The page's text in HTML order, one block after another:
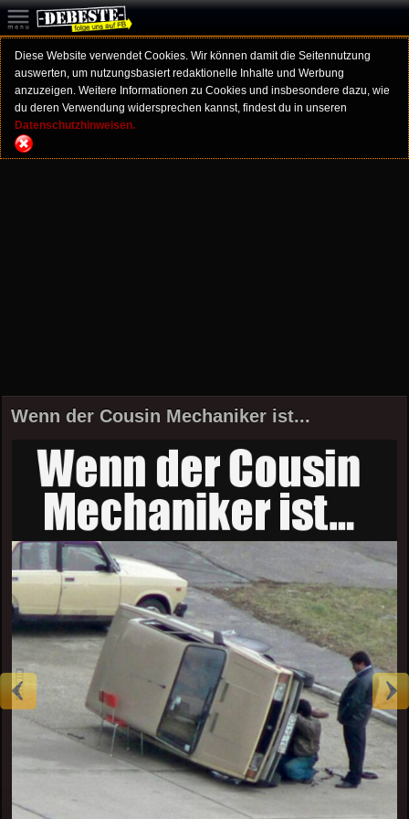
Diese Website verwendet Cookies. Wir können damit die Seitennutzung
auswerten, um nutzungsbasiert redaktionelle Inhalte und Werbung
anzuzeigen. Weitere Informationen zu Cookies und insbesondere dazu, wie
du deren Verwendung widersprechen kannst, findest du in unseren
Datenschutzhinweisen.
Wenn der Cousin Mechaniker ist...